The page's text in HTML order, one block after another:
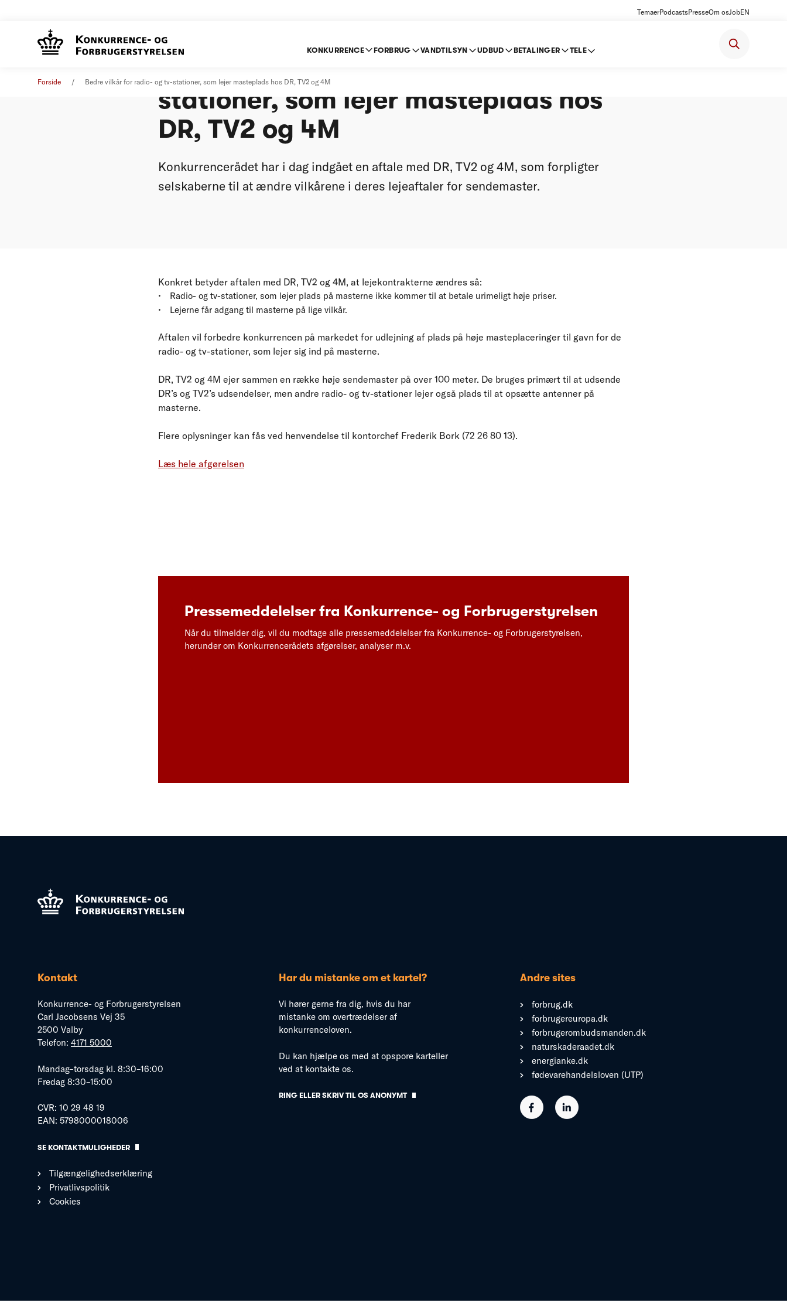
TemaerPodcastsPresseOm osJobEN
KONKURRENCE FORBRUG VANDTILSYN UDBUD BETALINGER TELE
Forside Bedre vilkår for radio- og tv-stationer, som lejer masteplads hos DR, TV2 og 4M
stationer, som lejer masteplads hos
DR, TV2 og 4M
Konkurrencerådet har i dag indgået en aftale med DR, TV2 og 4M, som forpligter
selskaberne til at ændre vilkårene i deres lejeaftaler for sendemaster.
Konkret betyder aftalen med DR, TV2 og 4M, at lejekontrakterne ændres så:
Radio- og tv-stationer, som lejer plads på masterne ikke kommer til at betale urimeligt høje priser.
Lejerne får adgang til masterne på lige vilkår.
Aftalen vil forbedre konkurrencen på markedet for udlejning af plads på høje masteplaceringer til gavn for de
radio- og tv-stationer, som lejer sig ind på masterne.
DR, TV2 og 4M ejer sammen en række høje sendemaster på over 100 meter. De bruges primært til at udsende
DR’s og TV2’s udsendelser, men andre radio- og tv-stationer lejer også plads til at opsætte antenner på
masterne.
Flere oplysninger kan fås ved henvendelse til kontorchef Frederik Bork (72 26 80 13).
Læs hele afgørelsen
Pressemeddelelser fra Konkurrence- og Forbrugerstyrelsen
Når du tilmelder dig, vil du modtage alle pressemeddelelser fra Konkurrence- og Forbrugerstyrelsen,
herunder om Konkurrencerådets afgørelser, analyser m.v.
Kontakt
Konkurrence- og Forbrugerstyrelsen
Carl Jacobsens Vej 35
2500 Valby
Telefon: 4171 5000
Mandag–torsdag kl. 8:30–16:00
Fredag 8:30–15:00
CVR: 10 29 48 19
EAN: 5798000018006
SE KONTAKTMULIGHEDER
Tilgængelighedserklæring
Privatlivspolitik
Cookies
Har du mistanke om et kartel?
Vi hører gerne fra dig, hvis du har
mistanke om overtrædelser af
konkurrenceloven.
Du kan hjælpe os med at opspore karteller
ved at kontakte os.
RING ELLER SKRIV TIL OS ANONYMT
Andre sites
forbrug.dk
forbrugereuropa.dk
forbrugerombudsmanden.dk
naturskaderaadet.dk
energianke.dk
fødevarehandelsloven (UTP)